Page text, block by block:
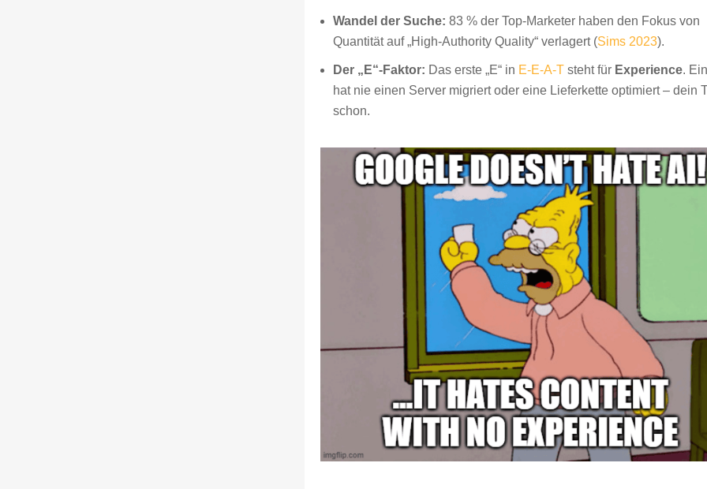
Wandel der Suche: 83 % der Top-Marketer haben den Fokus von
Quantität auf „High-Authority Quality“ verlagert (Sims 2023).
Der „E“-Faktor: Das erste „E“ in E-E-A-T steht für Experience.
hat nie einen Server migriert oder eine Lieferkette optimiert – dein
schon.